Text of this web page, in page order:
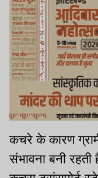
कचरे के कारण
संभावना बनी